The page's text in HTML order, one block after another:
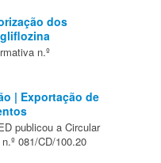
dos
n.º
| Exportação de
publicou a Circular
081/CD/100.20